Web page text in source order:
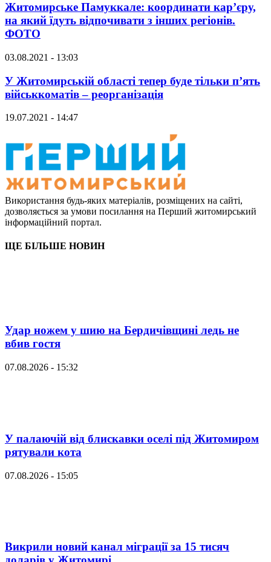
Житомирське Памуккале: координати кар’єру,
на який їдуть відпочивати з інших регіонів.
ФОТО
03.08.2021 - 13:03
У Житомирській області тепер буде тільки п’ять
військкоматів – реорганізація
19.07.2021 - 14:47
Використання будь-яких матеріалів, розміщених на сайті,
дозволяється за умови посилання на Перший житомирський
інформаційний портал.
ЩЕ БІЛЬШЕ НОВИН
Удар ножем у шию на Бердичівщині ледь не
вбив гостя
07.08.2026 - 15:32
У палаючій від блискавки оселі під Житомиром
рятували кота
07.08.2026 - 15:05
Викрили новий канал міграції за 15 тисяч